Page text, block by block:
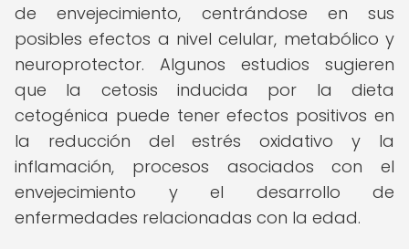
de envejecimiento, centrándose en sus
posibles efectos a nivel celular, metabólico y
neuroprotector. Algunos estudios sugieren
que la cetosis inducida por la dieta
cetogénica puede tener efectos positivos en
la reducción del estrés oxidativo y la
inflamación, procesos asociados con el
envejecimiento y el desarrollo de
enfermedades relacionadas con la edad.